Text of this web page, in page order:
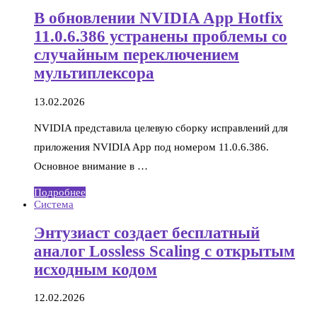
В обновлении NVIDIA App Hotfix
11.0.6.386 устранены проблемы со
случайным переключением
мультиплексора
13.02.2026
NVIDIA представила целевую сборку исправлений для
приложения NVIDIA App под номером 11.0.6.386.
Основное внимание в …
Подробнее
Система
Энтузиаст создает бесплатный
аналог Lossless Scaling с открытым
исходным кодом
12.02.2026